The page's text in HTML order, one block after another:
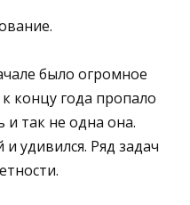
было огромное
концу года пропало
и так не одна она.
удивился. Ряд задач